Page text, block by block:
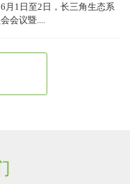
月1日至2日，长三角生态系
会议暨....